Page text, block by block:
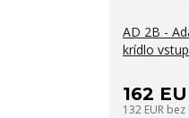
AD 2B -
krídlo
162
132 EUR bez